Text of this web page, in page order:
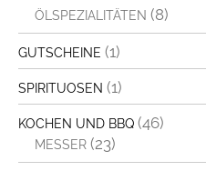
ÖLSPEZIALITÄTEN (8)
GUTSCHEINE (1)
SPIRITUOSEN (1)
KOCHEN UND BBQ (46)
MESSER (23)